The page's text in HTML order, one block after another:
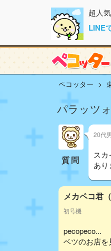
超人
LINE
ペコッター
パラッツ
質問
20代
ス
あり
メカペコ君
初号機
pecopeco...
ベツのお店を